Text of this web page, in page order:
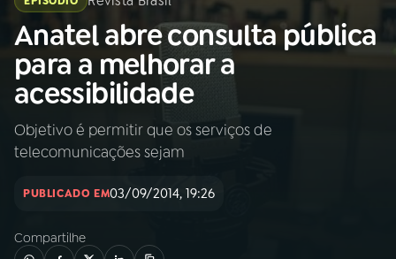
Buscar
na
Rádio
Nacional
Buscar
AO VIVO
INÍCIO
02A RÁDIO
Anatel abre consulta pública
para a melhorar a
acessibilidade
Objetivo é permitir que os serviços de
telecomunicações sejam
PUBLICADO EM03/09/2014, 19:26
Compartilhe